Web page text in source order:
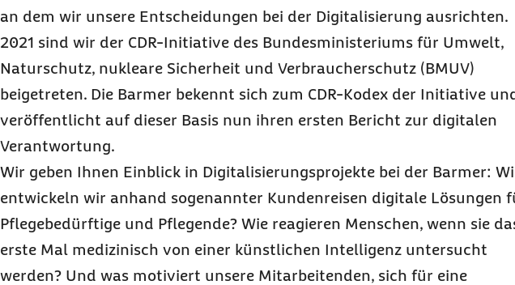
an dem wir unsere Entscheidungen bei der Digitalisierung ausrichten.
2021 sind wir der CDR-Initiative des Bundesministeriums für Umwelt,
Naturschutz, nukleare Sicherheit und Verbraucherschutz (BMUV)
beigetreten. Die Barmer bekennt sich zum CDR-Kodex der Initiative
veröffentlicht auf dieser Basis nun ihren ersten Bericht zur digitalen
Verantwortung.
Wir geben Ihnen Einblick in Digitalisierungsprojekte bei der Barmer:
entwickeln wir anhand sogenannter Kundenreisen digitale Lösungen
Pflegebedürftige und Pflegende? Wie reagieren Menschen, wenn sie
erste Mal medizinisch von einer künstlichen Intelligenz untersucht
werden? Und was motiviert unsere Mitarbeitenden, sich für eine